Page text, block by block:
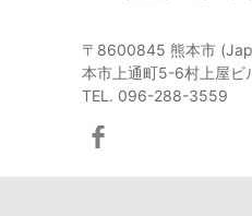
〒8600845 熊本市
本市上通町5-6村上屋ビ
TEL. 096-288-3559